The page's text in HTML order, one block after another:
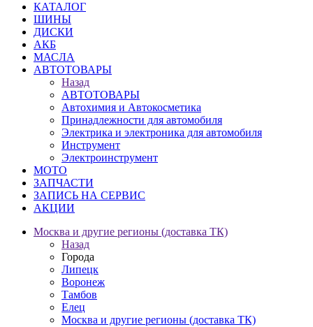
КАТАЛОГ
ШИНЫ
ДИСКИ
АКБ
МАСЛА
АВТОТОВАРЫ
Назад
АВТОТОВАРЫ
Автохимия и Автокосметика
Принадлежности для автомобиля
Электрика и электроника для автомобиля
Инструмент
Электроинструмент
МОТО
ЗАПЧАСТИ
ЗАПИСЬ НА СЕРВИС
АКЦИИ
Москва и другие регионы (доставка ТК)
Назад
Города
Липецк
Воронеж
Тамбов
Елец
Москва и другие регионы (доставка ТК)